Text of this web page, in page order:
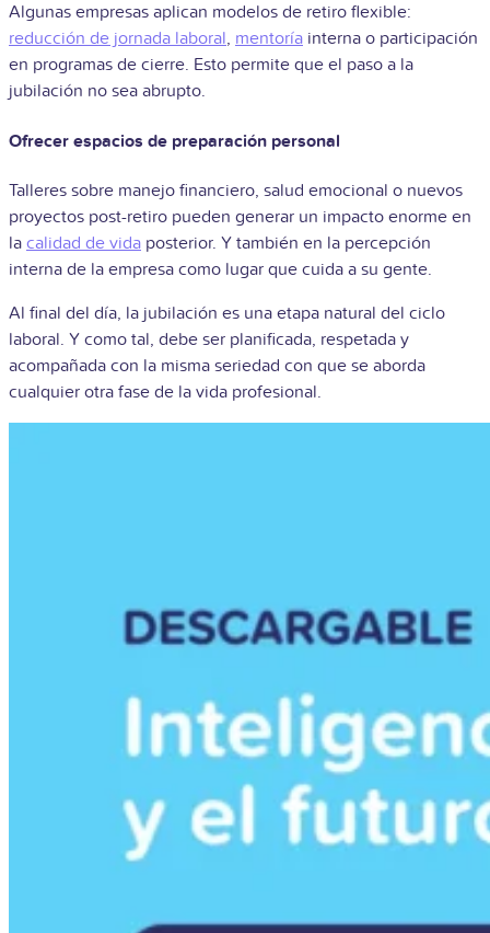
Algunas empresas aplican modelos de retiro flexible:
reducción de jornada laboral, mentoría interna o participación
en programas de cierre. Esto permite que el paso a la
jubilación no sea abrupto.
Ofrecer espacios de preparación personal
Talleres sobre manejo financiero, salud emocional o nuevos
proyectos post-retiro pueden generar un impacto enorme en
la calidad de vida posterior. Y también en la percepción
interna de la empresa como lugar que cuida a su gente.
Al final del día, la jubilación es una etapa natural del ciclo
laboral. Y como tal, debe ser planificada, respetada y
acompañada con la misma seriedad con que se aborda
cualquier otra fase de la vida profesional.